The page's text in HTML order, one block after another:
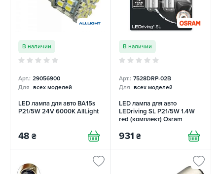
В наличии
Арт.: 29056900
Для всех моделей
LED лампа для авто BA15s
P21/5W 24V 6000К AllLight
48 ₴
В наличии
Арт.: 7528DRP-02B
Для всех моделей
LED лампа для авто
LEDriving SL P21/5W 1.4W
red (комплект) Osram
931 ₴